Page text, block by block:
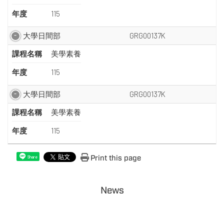
年度 115
大學日間部
GRG00137K
課程名稱
美學素養
年度 115
大學日間部
GRG00137K
課程名稱
美學素養
年度 115
Share Print this page
News